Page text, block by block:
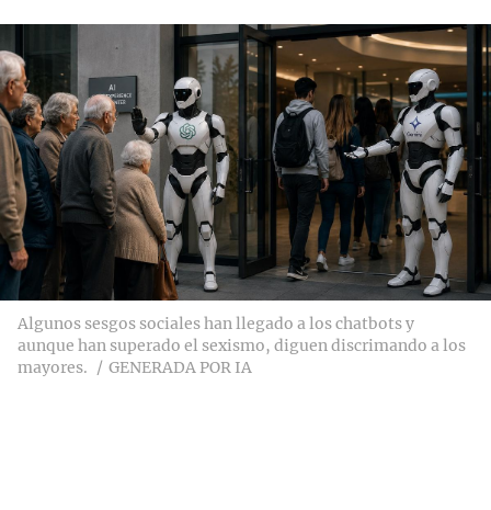
Algunos sesgos sociales han llegado a los chatbots y
aunque han superado el sexismo, diguen discrimando a los
mayores.
GENERADA POR IA